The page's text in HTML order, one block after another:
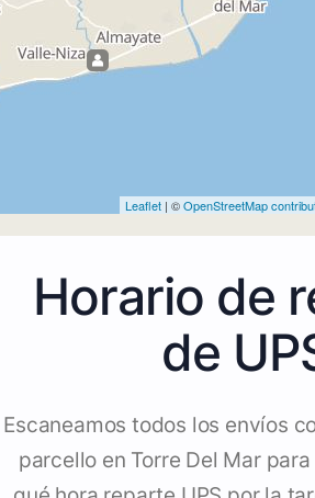
Leaflet | ©OpenStreetMap
Horario de
de
Escaneamos todos los envíos
parcello en Torre Del Mar